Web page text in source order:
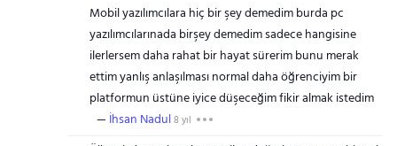
Mobil yazılımcılara hiç bir şey demedim burda pc
yazılımcılarınada birşey demedim sadece hangisine
ilerlersem daha rahat bir hayat sürerim bunu merak
ettim yanlış anlaşılması normal daha öğrenciyim bir
platformun üstüne iyice düşeceğim fikir almak istedim
İhsan Nadul8 yıl